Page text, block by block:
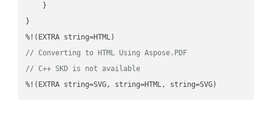
    }
}
// Converting to HTML Using Aspose.PDF
// C++ SKD is not available
%!(EXTRA string=SVG, string=HTML, string=SVG)